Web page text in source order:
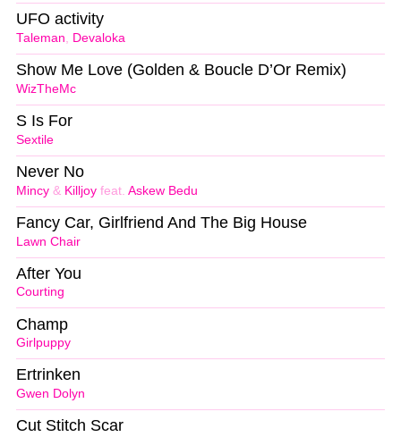
Taleman, Devaloka
UFO activity
WizTheMc
Show Me Love (Golden & Boucle D’Or Remix)
Sextile
S Is For
Mincy & Killjoy feat. Askew Bedu
Never No
Lawn Chair
Fancy Car, Girlfriend And The Big House
Courting
After You
Girlpuppy
Champ
Gwen Dolyn
Ertrinken
Cut Stitch Scar